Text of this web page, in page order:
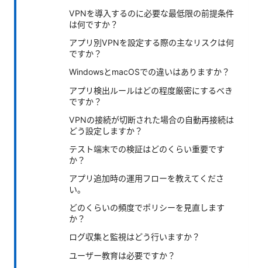
VPNを導入するのに必要な最低限の前提条件
は何ですか？
アプリ別VPNを設定する際の主なリスクは何
ですか？
WindowsとmacOSでの違いはありますか？
アプリ検出ルールはどの程度厳密にするべき
ですか？
VPNの接続が切断された場合の自動再接続は
どう設定しますか？
テスト端末での検証はどのくらい重要です
か？
アプリ追加時の運用フローを教えてくださ
い。
どのくらいの頻度でポリシーを見直します
か？
ログ収集と監視はどう行いますか？
ユーザー教育は必要ですか？